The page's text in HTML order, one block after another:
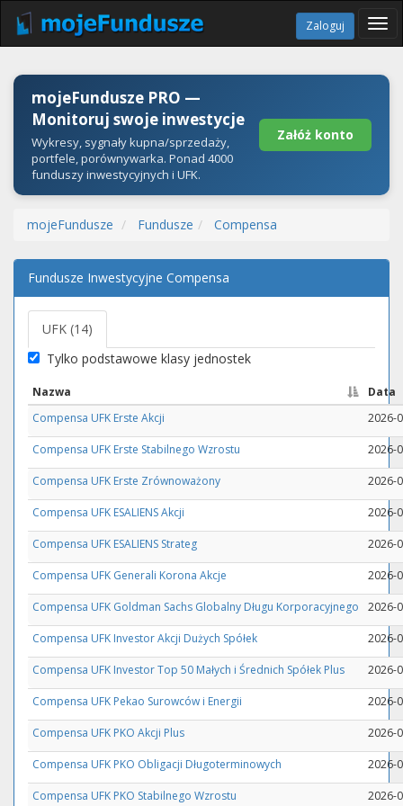
Zaloguj
mojeFundusze PRO —
Monitoruj swoje inwestycje
Wykresy, sygnały kupna/sprzedaży,
portfele, porównywarka. Ponad 4000
funduszy inwestycyjnych i UFK.
Załóż konto
mojeFundusze Fundusze Compensa
Fundusze Inwestycyjne Compensa
UFK (14)
Tylko podstawowe klasy jednostek
Nazwa
Data
Compensa UFK Erste Akcji
2026-
Compensa UFK Erste Stabilnego Wzrostu 2026-
Compensa UFK Erste Zrównoważony 2026-
Compensa UFK ESALIENS Akcji 2026-
Compensa UFK ESALIENS Strateg 2026-
Compensa UFK Generali Korona Akcje 2026-
Compensa UFK Goldman Sachs Globalny Długu Korporacyjnego 2026-
Compensa UFK Investor Akcji Dużych Spółek 2026-
Compensa UFK Investor Top 50 Małych i Średnich Spółek Plus 2026-
Compensa UFK Pekao Surowców i Energii 2026-
Compensa UFK PKO Akcji Plus 2026-
Compensa UFK PKO Obligacji Długoterminowych 2026-
Compensa UFK PKO Stabilnego Wzrostu 2026-